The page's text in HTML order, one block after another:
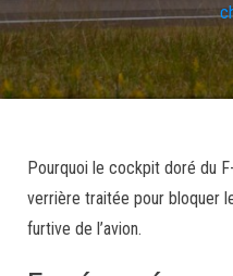
Pourquoi le cockpit doré du
verrière traitée pour bloquer
furtive de l’avion.